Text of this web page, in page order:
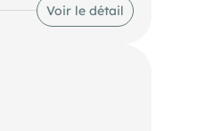
Voir le détail